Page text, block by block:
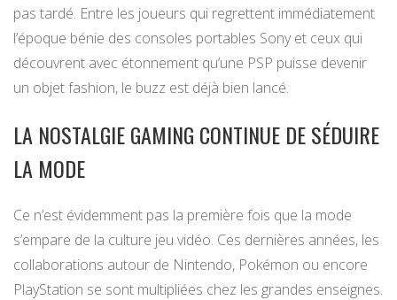
pas tardé. Entre les joueurs qui regrettent immédiatement
l’époque bénie des consoles portables Sony et ceux qui
découvrent avec étonnement qu’une PSP puisse devenir
un objet fashion, le buzz est déjà bien lancé.
LA NOSTALGIE GAMING CONTINUE DE SÉDUIRE
LA MODE
Ce n’est évidemment pas la première fois que la mode
s’empare de la culture jeu vidéo. Ces dernières années, les
collaborations autour de Nintendo, Pokémon ou encore
PlayStation se sont multipliées chez les grandes enseignes.